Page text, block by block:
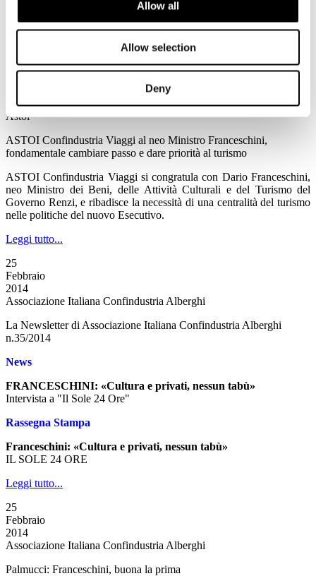
Allow all
Allow selection
Deny
Comunicato Stampa ISTAT
2014
Astoi
ASTOI Confindustria Viaggi al neo Ministro Franceschini,
fondamentale cambiare passo e dare priorità al turismo
ASTOI Confindustria Viaggi si congratula con Dario Franceschini,
neo Ministro dei Beni, delle Attività Culturali e del Turismo del
Governo Renzi, e ribadisce la necessità di una centralità del turismo
nelle politiche del nuovo Esecutivo.
Leggi tutto...
25
Febbraio
2014
Associazione Italiana Confindustria Alberghi
La Newsletter di Associazione Italiana Confindustria Alberghi
n.35/2014
News
FRANCESCHINI: «Cultura e privati, nessun tabù»
Intervista a "Il Sole 24 Ore"
Rassegna Stampa
Franceschini: «Cultura e privati, nessun tabù»
IL SOLE 24 ORE
Leggi tutto...
25
Febbraio
2014
Associazione Italiana Confindustria Alberghi
Palmucci: Franceschini, buona la prima